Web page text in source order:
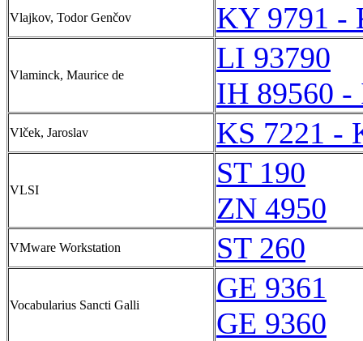
Vlajkov, Todor Genčov KY 9791 -
Vlaminck, Maurice de
LI 93790
IH 89560 -
Vlček, Jaroslav KS 7221 -
VLSI
ST 190
ZN 4950
VMware Workstation ST 260
Vocabularius Sancti Galli
GE 9361
GE 9360